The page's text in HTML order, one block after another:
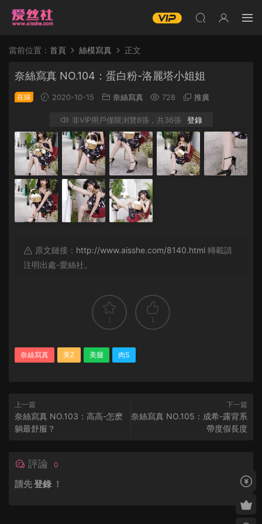
當前位置： 首頁 絲模寫真 正文
奈絲寫真 NO.104：蛋白粉-洛麗塔小姐姐
在線 2020-10-15 奈絲寫真 728 推廣
非VIP用戶僅限浏覽8張，共36張 登錄
原文鏈接： http://www.aisshe.com/8140.html 轉載請
注明出處-愛絲社。
1 1
奈絲寫真 美Z 美腿 肉S
上一篇
奈絲寫真 NO.103：高高-怎麽
躺最舒服？
下一篇
奈絲寫真 NO.105：成希-露背系
帶度假長度
評論 0
請先登錄 ！